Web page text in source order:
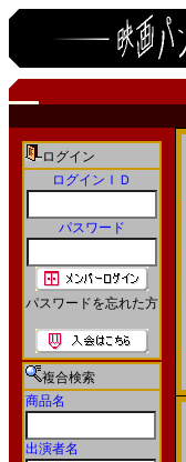
ログイン
ログインＩＤ
パスワード
パスワードを忘れた方
複合検索
商品名
出演者名